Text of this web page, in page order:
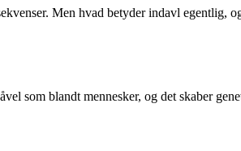
Men hvad betyder indavl egentlig,
som blandt mennesker, og det skaber